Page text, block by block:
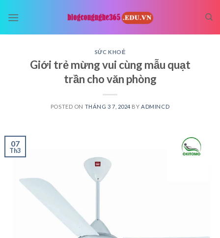
SỨC KHOẺ
Giới trẻ mừng vui cùng mẫu quạt
trần cho văn phòng
POSTED ON THÁNG 3 7, 2024 BY ADMINCD
07
Th3